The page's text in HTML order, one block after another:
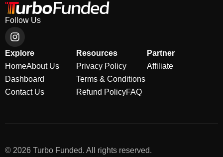
Follow Us
Explore
HomeAbout Us
Dashboard
Contact Us
Resources
Privacy Policy
Terms & Conditions
Refund PolicyFAQ
Partner
Affiliate
© 2026 Turbo Funded. All rights reserved.